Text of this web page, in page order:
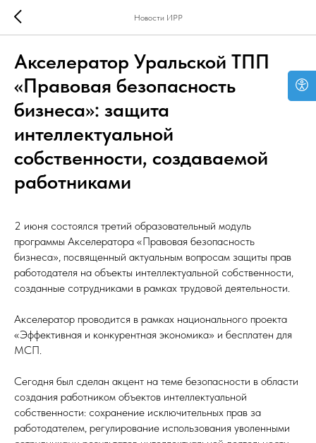
Новости ИРР
Акселератор Уральской ТПП
«Правовая безопасность
бизнеса»: защита
интеллектуальной
собственности, создаваемой
работниками
2 июня состоялся третий образовательный модуль
программы Акселератора «Правовая безопасность
бизнеса», посвященный актуальным вопросам защиты прав
работодателя на объекты интеллектуальной собственности,
созданные сотрудниками в рамках трудовой деятельности.
Акселератор проводится в рамках национального проекта
«Эффективная и конкурентная экономика» и бесплатен для
МСП.
Сегодня был сделан акцент на теме безопасности в области
создания работником объектов интеллектуальной
собственности: сохранение исключительных прав за
работодателем, регулирование использования уволенными